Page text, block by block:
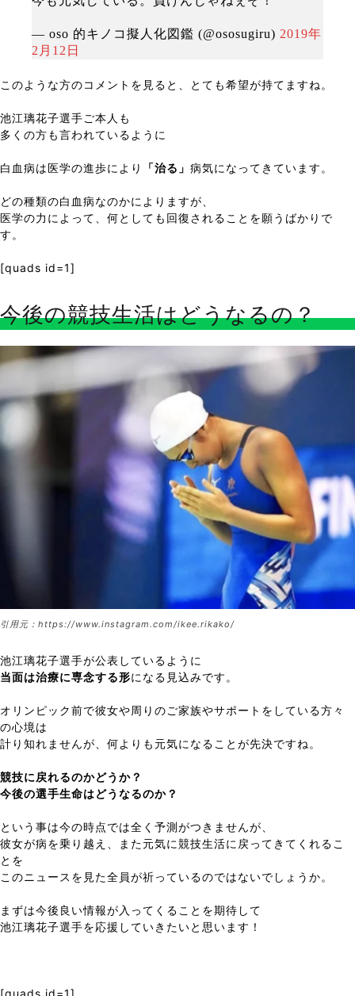
— oso 的キノコ擬人化図鑑 (@ososugiru) 2019年
2月12日
このような方のコメントを見ると、とても希望が持てますね。
池江璃花子選手ご本人も
多くの方も言われているように
白血病は医学の進歩により 「治る」 病気になってきています。
どの種類の白血病なのかによりますが、
医学の力によって、何としても回復されることを願うばかりで
す。
[quads id=1]
今後の競技生活はどうなるの？
引用元：https://www.instagram.com/ikee.rikako/
池江璃花子選手が公表しているように
当面は治療に専念する形になる見込みです。
オリンピック前で彼女や周りのご家族やサポートをしている方々
の心境は
計り知れませんが、何よりも元気になることが先決ですね。
競技に戻れるのかどうか？
今後の選手生命はどうなるのか？
という事は今の時点では全く予測がつきませんが、
彼女が病を乗り越え、また元気に競技生活に戻ってきてくれるこ
とを
このニュースを見た全員が祈っているのではないでしょうか。
まずは今後良い情報が入ってくることを期待して
池江璃花子選手を応援していきたいと思います！
[quads id=1]